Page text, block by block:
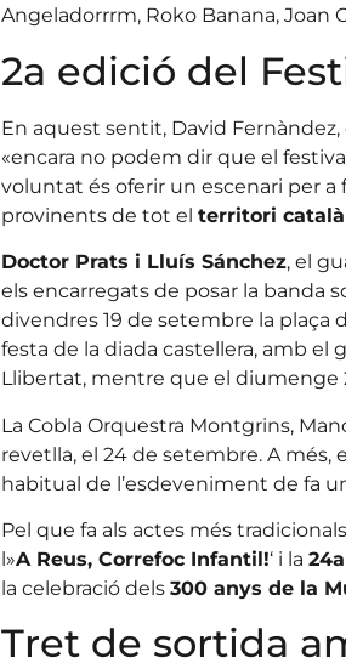
Angeladorrrm, Roko Banana, Joan
2a edició del
En aquest sentit, David
«encara no podem dir que el
voluntat és oferir un escenari per a
provinents de tot el territori català
Doctor Prats i Lluís Sánchez, el
els encarregats de posar la banda
divendres 19 de setembre la plaça
festa de la diada castellera, amb el
Llibertat, mentre que el diumenge
La Cobla Orquestra Montgrins,
revetlla, el 24 de setembre. A més,
habitual de l’esdeveniment de fa
Pel que fa als actes més
l»A Reus, Correfoc Infantil!‘ i la
la celebració dels 300 anys de la
Tret de sortida